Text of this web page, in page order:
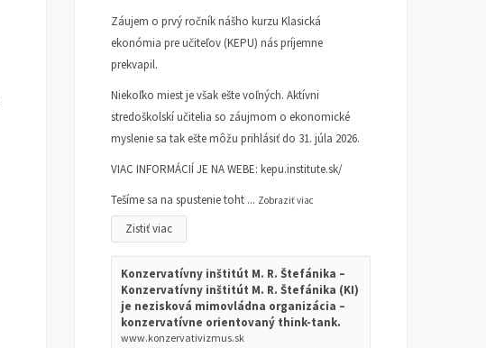
Záujem o prvý ročník nášho kurzu Klasická
ekonómia pre učiteľov (KEPU) nás príjemne
prekvapil.
Niekoľko miest je však ešte voľných. Aktívni
stredoškolskí učitelia so záujmom o ekonomické
myslenie sa tak ešte môžu prihlásiť do 31. júla 2026.
VIAC INFORMÁCIÍ JE NA WEBE: kepu.institute.sk/
Tešíme sa na spustenie toht ... Zobraziť viac
Zistiť viac
Konzervatívny inštitút M. R. Štefánika –
Konzervatívny inštitút M. R. Štefánika (KI)
je nezisková mimovládna organizácia –
konzervatívne orientovaný think-tank.
www.konzervativizmus.sk